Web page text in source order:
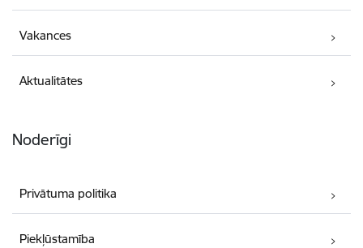
Vakances
Aktualitātes
Noderīgi
Privātuma politika
Piekļūstamība